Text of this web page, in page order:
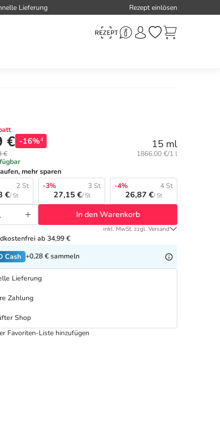
Lieferung Rezept einlösen
€ -16%4
€
15 ml
Grundpreis:
1866,00 €/1 l
mehr sparen
2 St
€/ St
-3% 3 St
27,15 €/ St
-4% 4 St
26,87 €/ St
In den Warenkorb
inkl. MwSt. zzgl. Versand
ab 34,99 €
Cash +0,28 € sammeln
Lieferung
Zahlung
Shop
Favoriten-Liste hinzufügen